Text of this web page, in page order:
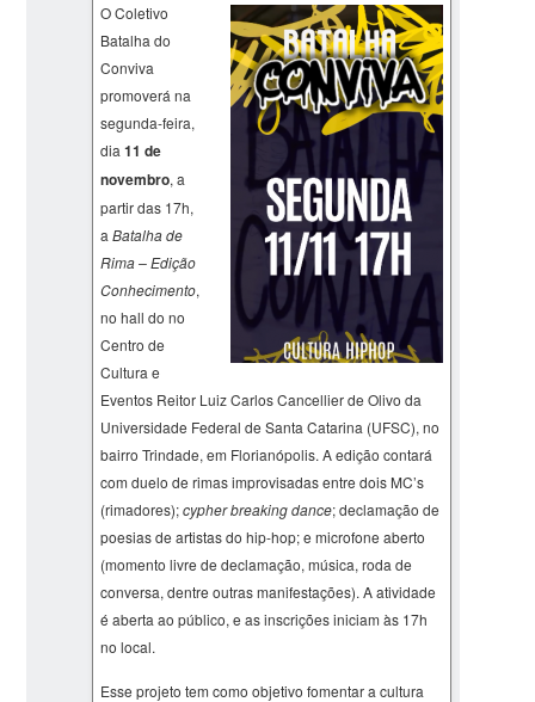
O Coletivo
Batalha do
Conviva
promoverá na
segunda-feira,
dia11 de
novembro, a
partir das 17h,
aBatalha de
Rima – Edição
Conhecimento,
no hall do no
Centro de
Cultura e
Eventos Reitor Luiz Carlos Cancellier de Olivo da
Universidade Federal de Santa Catarina (UFSC), no
bairro Trindade, em Florianópolis. A edição contará
com duelo de rimas improvisadas entre dois MC’s
(rimadores);cypher breaking dance; declamação de
poesias de artistas do hip-hop; e microfone aberto
(momento livre de declamação, música, roda de
conversa, dentre outras manifestações). A atividade
é aberta ao público, e as inscrições iniciam às 17h
no local.
Esse projeto tem como objetivo fomentar a cultura